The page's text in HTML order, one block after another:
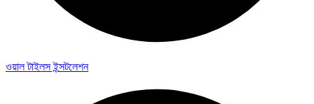
ওয়াল টাইলস ইন্সটলেশন